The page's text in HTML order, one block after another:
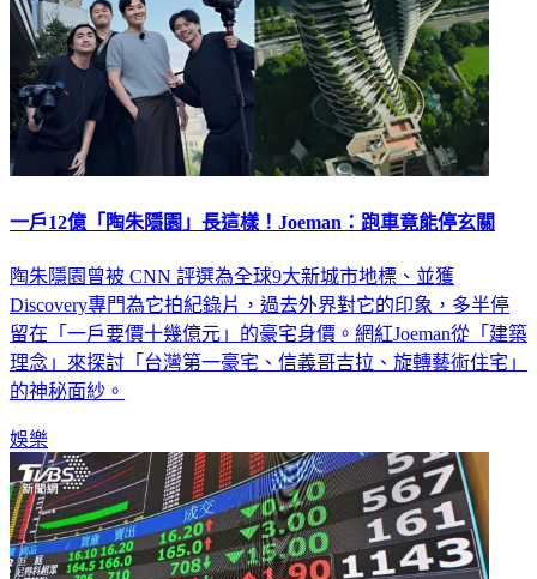
一戶12億「陶朱隱園」長這樣！Joeman：跑車竟能停玄關
陶朱隱園曾被 CNN 評選為全球9大新城市地標、並獲
Discovery專門為它拍紀錄片，過去外界對它的印象，多半停
留在「一戶要價十幾億元」的豪宅身價。網紅Joeman從「建築
理念」來探討「台灣第一豪宅、信義哥吉拉、旋轉藝術住宅」
的神秘面紗。
娛樂